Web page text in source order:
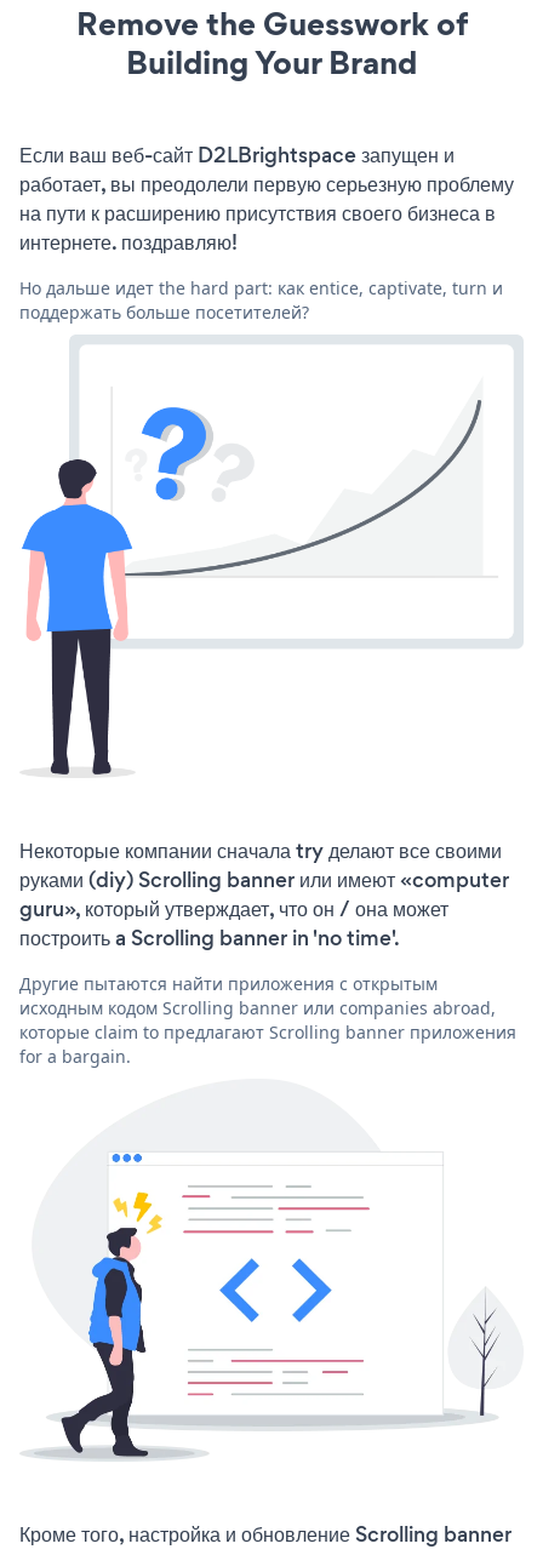
Remove the Guesswork of
Building Your Brand
Если ваш веб-сайт D2LBrightspace запущен и
работает, вы преодолели первую серьезную проблему
на пути к расширению присутствия своего бизнеса в
интернете. поздравляю!
Но дальше идет the hard part: как entice, captivate, turn и
поддержать больше посетителей?
Некоторые компании сначала try делают все своими
руками (diy) Scrolling banner или имеют «computer
guru», который утверждает, что он / она может
построить a Scrolling banner in 'no time'.
Другие пытаются найти приложения с открытым
исходным кодом Scrolling banner или companies abroad,
которые claim to предлагают Scrolling banner приложения
for a bargain.
Кроме того, настройка и обновление Scrolling banner